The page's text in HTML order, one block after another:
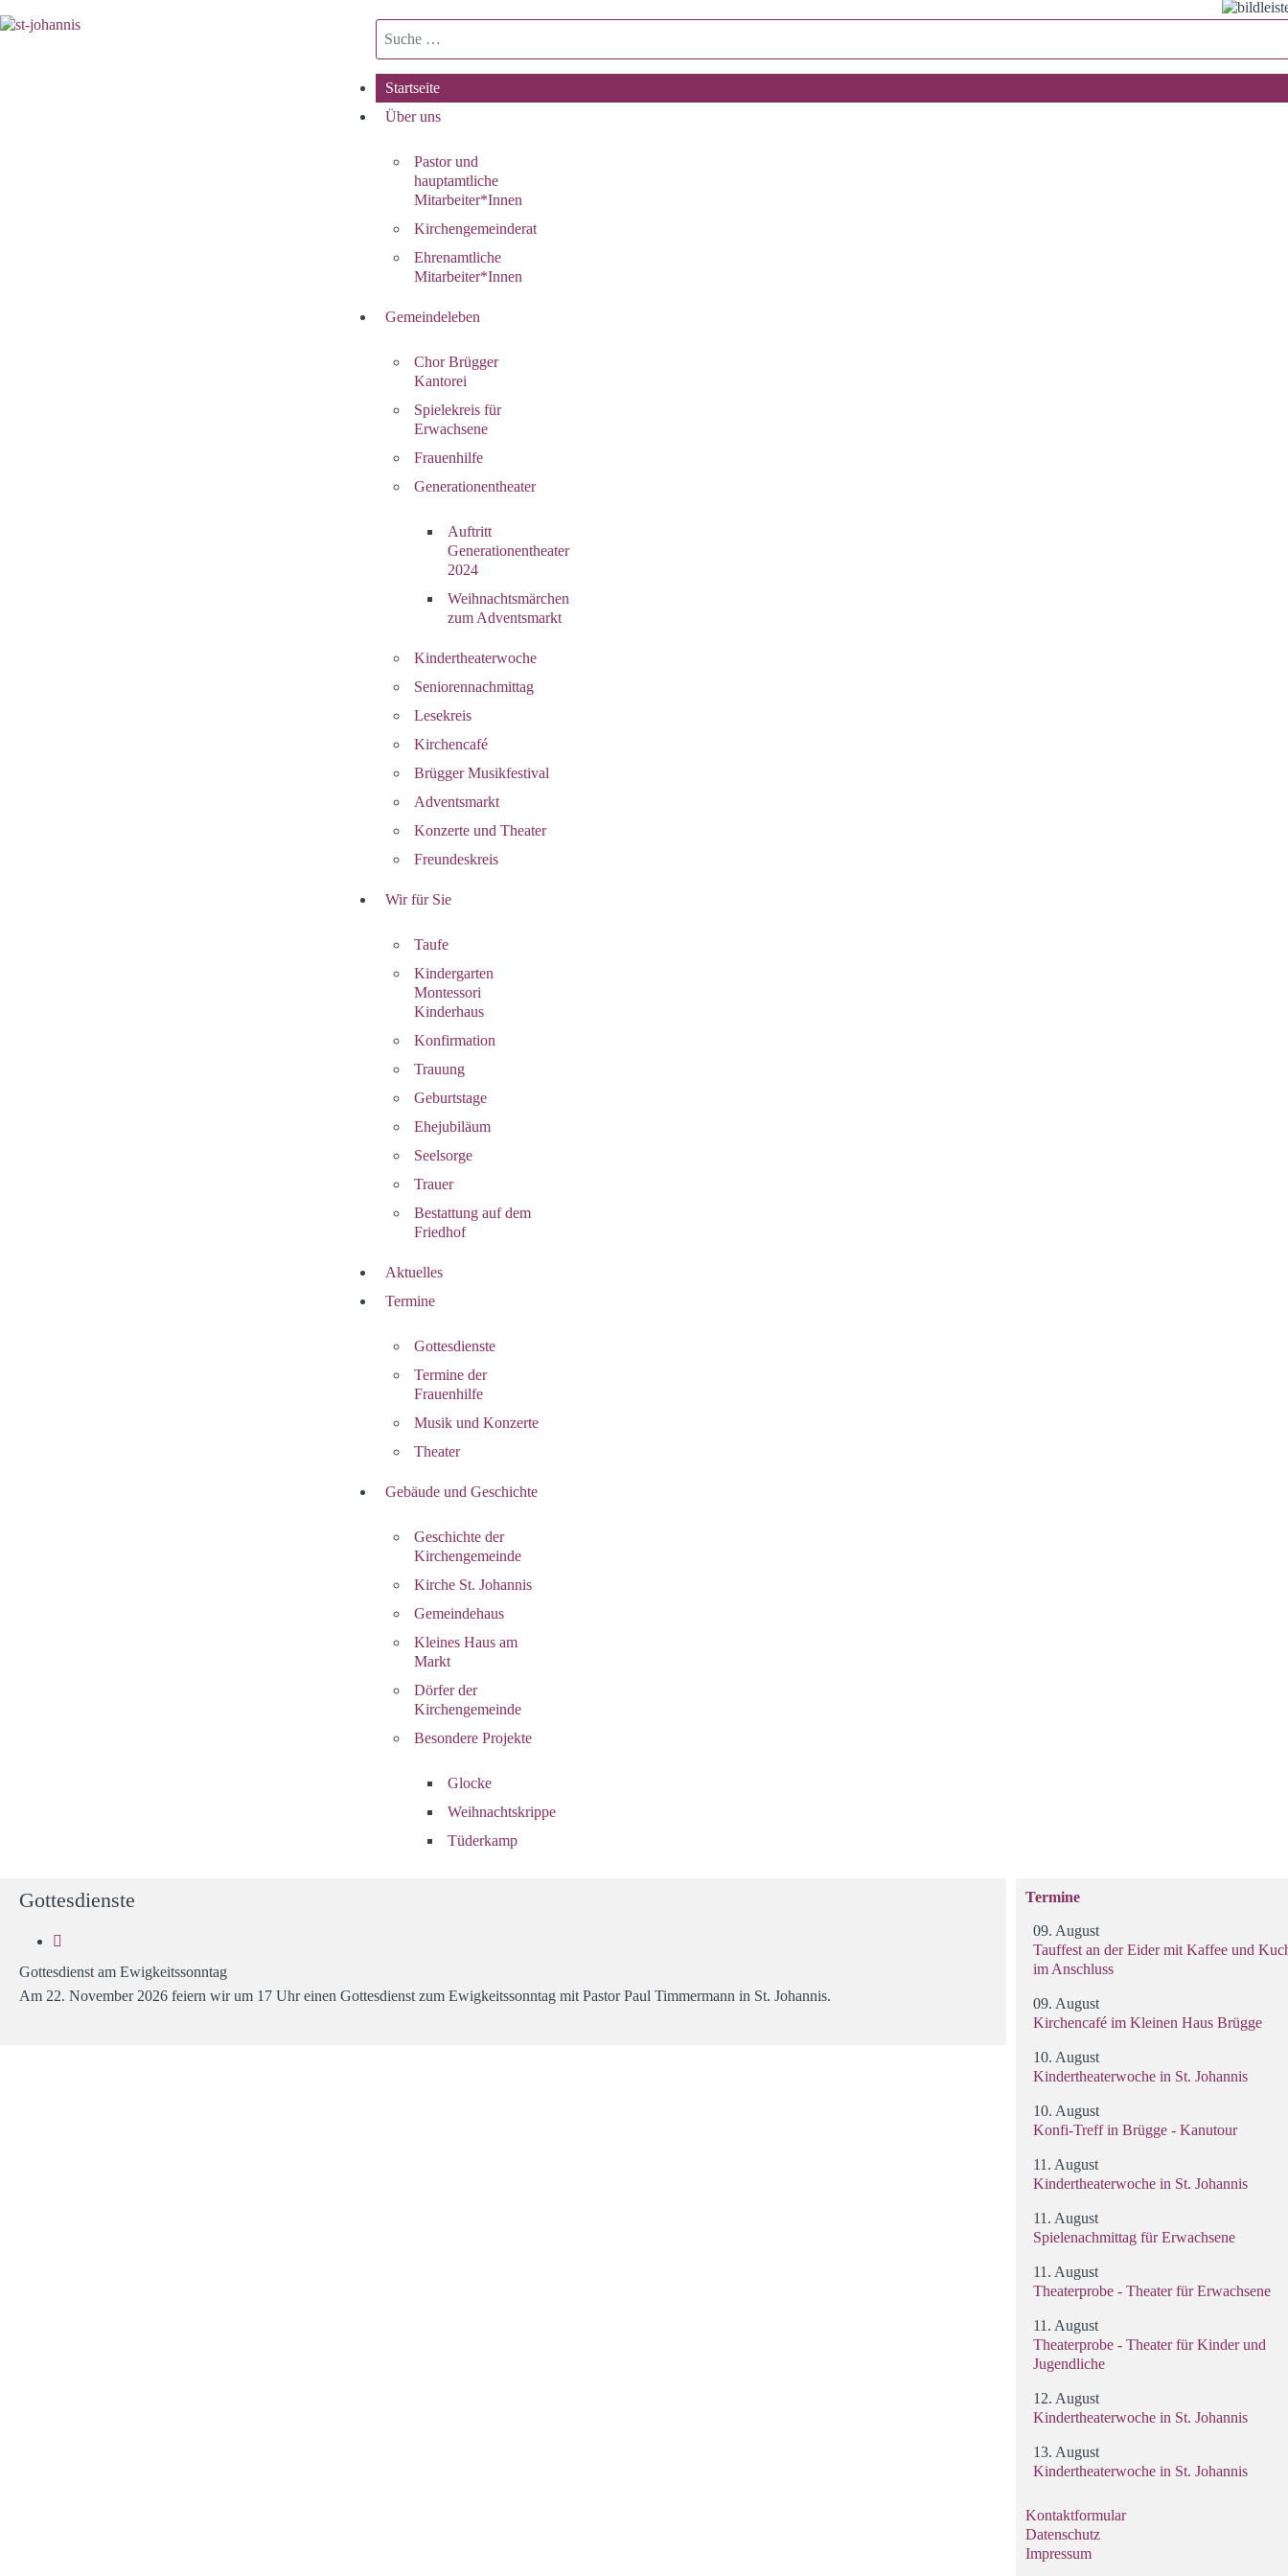
Suchen
Startseite
Über uns
Pastor und
hauptamtliche
Mitarbeiter*Innen
Kirchengemeinderat
Ehrenamtliche
Mitarbeiter*Innen
Gemeindeleben
Chor Brügger
Kantorei
Spielekreis für
Erwachsene
Frauenhilfe
Generationentheater
Auftritt
Generationentheater
2024
Weihnachtsmärchen
zum Adventsmarkt
Kindertheaterwoche
Seniorennachmittag
Lesekreis
Kirchencafé
Brügger Musikfestival
Adventsmarkt
Konzerte und Theater
Freundeskreis
Wir für Sie
Taufe
Kindergarten
Montessori
Kinderhaus
Konfirmation
Trauung
Geburtstage
Ehejubiläum
Seelsorge
Trauer
Bestattung auf dem
Friedhof
Aktuelles
Termine
Gottesdienste
Termine der
Frauenhilfe
Musik und Konzerte
Theater
Gebäude und Geschichte
Geschichte der
Kirchengemeinde
Kirche St. Johannis
Gemeindehaus
Kleines Haus am
Markt
Dörfer der
Kirchengemeinde
Besondere Projekte
Glocke
Weihnachtskrippe
Tüderkamp
Gottesdienste
Gottesdienst am Ewigkeitssonntag
Am 22. November 2026 feiern wir um 17 Uhr einen Gottesdienst zum Ewigkeitssonntag mit Pastor Paul Timmermann in St. Johannis.
Termine
09. August
Tauffest an der Eider mit Kaffee und
im Anschluss
09. August
Kirchencafé im Kleinen Haus Brügge
10. August
Kindertheaterwoche in St. Johannis
10. August
Konfi-Treff in Brügge - Kanutour
11. August
Kindertheaterwoche in St. Johannis
11. August
Spielenachmittag für Erwachsene
11. August
Theaterprobe - Theater für Erwachsene
11. August
Theaterprobe - Theater für Kinder und
Jugendliche
12. August
Kindertheaterwoche in St. Johannis
13. August
Kindertheaterwoche in St. Johannis
Kontaktformular
Datenschutz
Impressum